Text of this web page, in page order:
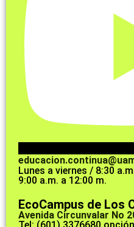
Lunes a viernes / 8:30
9:00 a.m. a 12:00 m.
EcoCampus de Los
Avenida Circunvalar No